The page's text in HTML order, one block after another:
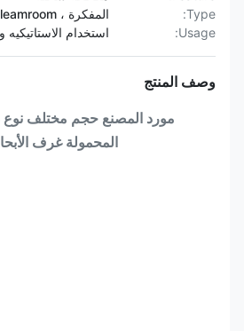
Type:
المفكرة ، Cleamroom المفكرة
Usage:
استخدام
وصف المنتج
مورد المصنع حجم مختلف نوع
المحمولة غرف